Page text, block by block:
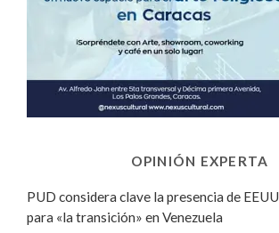
OPINIÓN EXPERTA
PUD considera clave la presencia de EEUU
para «la transición» en Venezuela